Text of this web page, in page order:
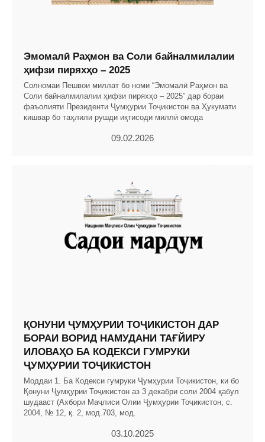
Эмомалӣ Раҳмон ва Соли байналмилалии
ҳифзи пиряхҳо – 2025
Солномаи Пешвои миллат бо номи “Эмомалӣ Раҳмон ва
Соли байналмилалии ҳифзи пиряхҳо – 2025” дар бораи
фаъолияти Президенти Ҷумҳурии Тоҷикистон ва Ҳукумати
кишвар бо таҳлили рушди иқтисоди миллӣ омода
09.02.2026
ҚОНУНИ ҶУМҲУРИИ ТОҶИКИСТОН ДАР
БОРАИ ВОРИД НАМУДАНИ ТАҒЙИРУ
ИЛОВАҲО БА КОДЕКСИ ГУМРУКИ
ҶУМҲУРИИ ТОҶИКИСТОН
Моддаи 1. Ба Кодекси гумруки Ҷумҳурии Тоҷикистон, ки бо
Қонуни Ҷумҳурии Тоҷикистон аз 3 декабри соли 2004 қабул
шудааст (Ахбори Маҷлиси Олии Ҷумҳурии Тоҷикистон, с.
2004, № 12, қ. 2, мод.703, мод.
03.10.2025